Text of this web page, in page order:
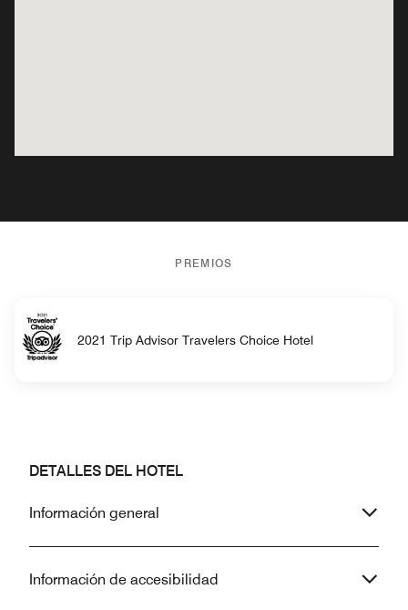
PREMIOS
2021 Trip Advisor Travelers Choice Hotel
DETALLES DEL HOTEL
Información general
Información de accesibilidad